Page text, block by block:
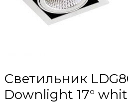
Светильник
Downlight 17°